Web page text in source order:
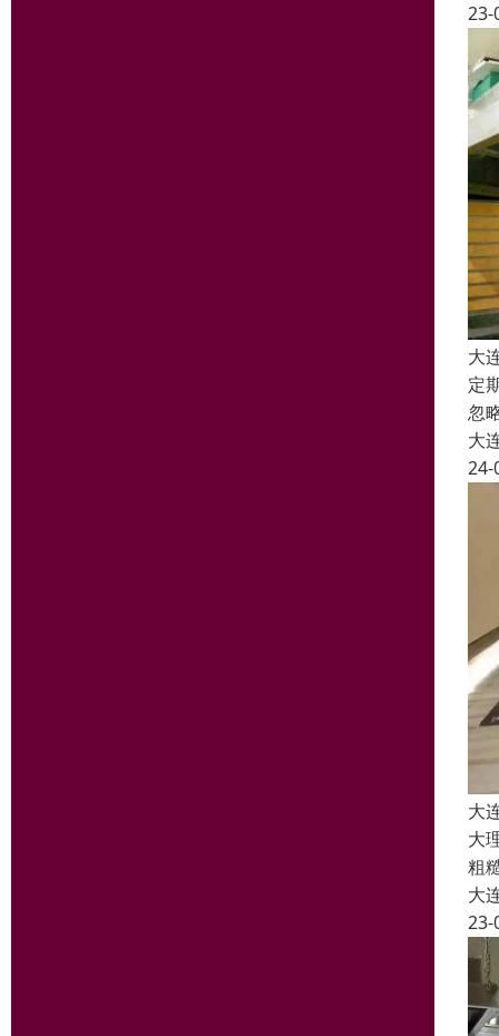
23-
大
定
忽
大
24-
大
大
粗
大
23-